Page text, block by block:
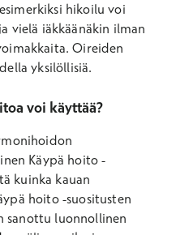
hikoilu voi
vielä iäkkäänäkin ilman
Oireiden
yksilöllisiä.
voi käyttää?
Käypä hoito -
kuinka kauan
hoito -suositusten
sanottu luonnollinen